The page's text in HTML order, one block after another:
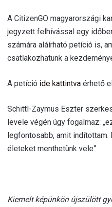
A CitizenGO magyarországi
jegyzett felhívással egy
számára aláírható petíció is,
csatlakozhatunk a
A petíció ide kattintva érhető
Schittl-Zaymus Eszter
levele végén úgy fogalmaz:
legfontosabb, amit
életeket menthetünk vele”.
Kiemelt képünkön újszülött